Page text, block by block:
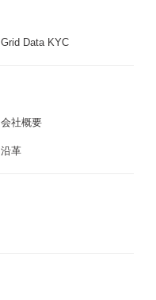
Grid Data KYC
会社概要
沿革